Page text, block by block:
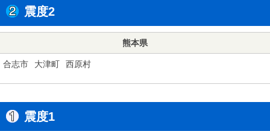
震度2
熊本県
合志市 大津町 西原村
震度1